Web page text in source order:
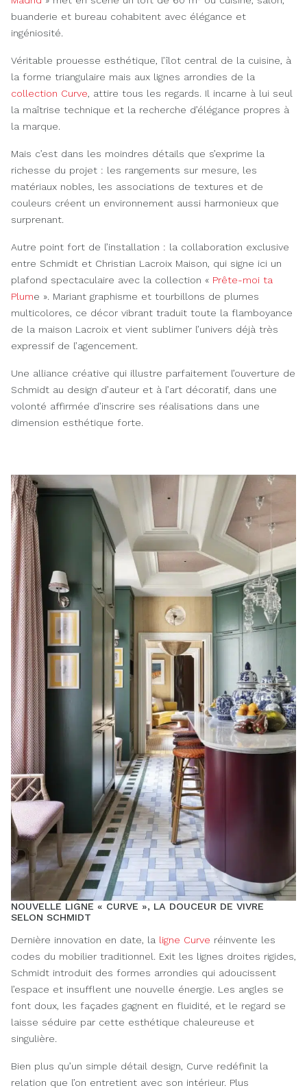
buanderie et bureau cohabitent avec élégance et
ingéniosité.
Véritable prouesse esthétique, l’îlot central de la cuisine, à
la forme triangulaire mais aux lignes arrondies de la
collection Curve , attire tous les regards. Il incarne à lui seul
la maîtrise technique et la recherche d’élégance propres à
la marque.
Mais c’est dans les moindres détails que s’exprime la
richesse du projet : les rangements sur mesure, les
matériaux nobles, les associations de textures et de
couleurs créent un environnement aussi harmonieux que
surprenant.
Autre point fort de l’installation : la collaboration exclusive
entre Schmidt et Christian Lacroix Maison, qui signe ici un
plafond spectaculaire avec la collection « Prête-moi ta
Plume ». Mariant graphisme et tourbillons de plumes
multicolores, ce décor vibrant traduit toute la flamboyance
de la maison Lacroix et vient sublimer l’univers déjà très
expressif de l’agencement.
Une alliance créative qui illustre parfaitement l’ouverture de
Schmidt au design d’auteur et à l’art décoratif, dans une
volonté affirmée d’inscrire ses réalisations dans une
dimension esthétique forte.
NOUVELLE LIGNE « CURVE », LA DOUCEUR DE VIVRE
SELON SCHMIDT
Dernière innovation en date, la ligne Curve réinvente les
codes du mobilier traditionnel. Exit les lignes droites rigides,
Schmidt introduit des formes arrondies qui adoucissent
l’espace et insufflent une nouvelle énergie. Les angles se
font doux, les façades gagnent en fluidité, et le regard se
laisse séduire par cette esthétique chaleureuse et
singulière.
Bien plus qu’un simple détail design, Curve redéfinit la
relation que l’on entretient avec son intérieur. Plus